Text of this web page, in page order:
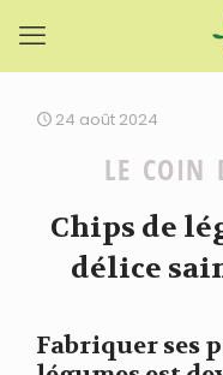
24 août 2024
LE COIN
Chips de
délice
Fabriquer ses